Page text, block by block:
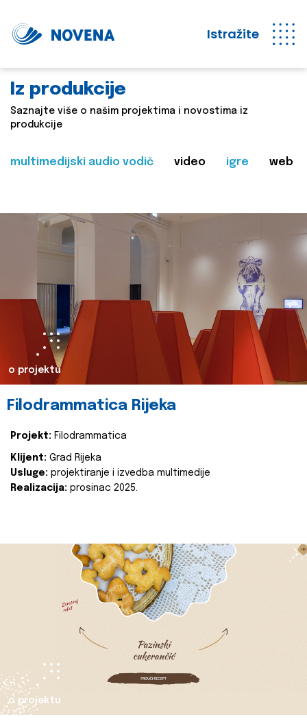
Istražite
Iz produkcije
Saznajte više o našim projektima i novostima iz
produkcije
multimedijski audio vodič video igre web
o projektu
Filodrammatica Rijeka
Projekt: Filodrammatica
Klijent: Grad Rijeka
Usluge: projektiranje i izvedba multimedije
Realizacija: prosinac 2025.
o projektu